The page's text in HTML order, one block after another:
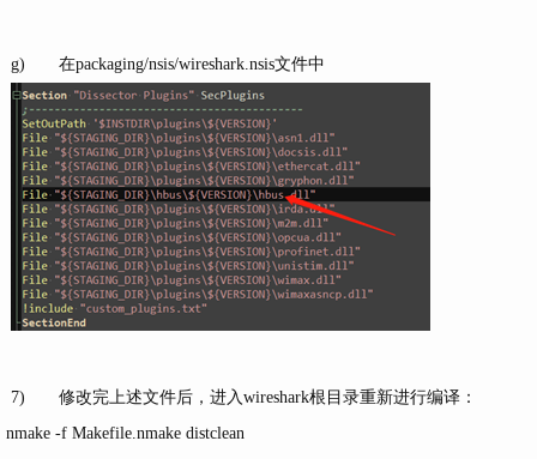
g) 在packaging/nsis/wireshark.nsis文件中
7) 修改完上述文件后，进入wireshark根目录重新进行编译：
nmake -f Makefile.nmake distclean